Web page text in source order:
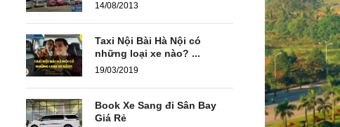
14/08/2013
Taxi Nội Bài Hà Nội có
những loại xe nào? ...
19/03/2019
Book Xe Sang đi Sân Bay
Giá Rẻ